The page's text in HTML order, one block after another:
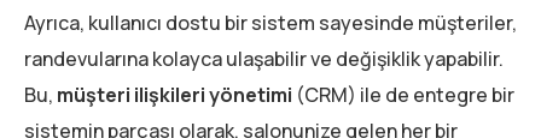
Ayrıca, kullanıcı dostu bir sistem sayesinde müşteriler,
randevularına kolayca ulaşabilir ve değişiklik yapabilir.
Bu, müşteri ilişkileri yönetimi (CRM) ile de entegre bir
sistemin parçası olarak, salonunize gelen her bir